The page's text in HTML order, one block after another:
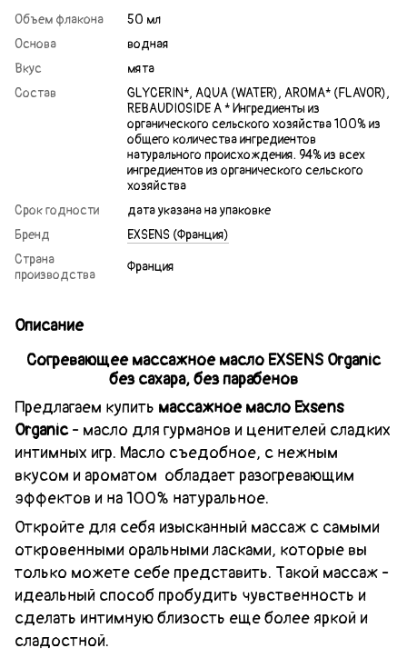
Объем флакона
50 мл
Основа
водная
Вкус
мята
Состав
GLYCERIN*, AQUA (WATER), AROMA* (FLAVOR),
REBAUDIOSIDE A * Ингредиенты из
органического сельского хозяйства 100% из
общего количества ингредиентов
натурального происхождения. 94% из всех
ингредиентов из органического сельского
хозяйства
Срок годности
дата указана на упаковке
Бренд
EXSENS (Франция)
Страна
производства
Франция
Описание
Согревающее массажное масло EXSENS Organic
без сахара, без парабенов
Предлагаем купить массажное масло Exsens
Organic- масло для гурманов и ценителей сладких
интимных игр. Масло съедобное, с нежным
вкусом и ароматом обладает разогревающим
эффектов и на 100% натуральное.
Откройте для себя изысканный массаж с самыми
откровенными оральными ласками, которые вы
только можете себе представить. Такой массаж -
идеальный способ пробудить чувственность и
сделать интимную близость еще более яркой и
сладостной.